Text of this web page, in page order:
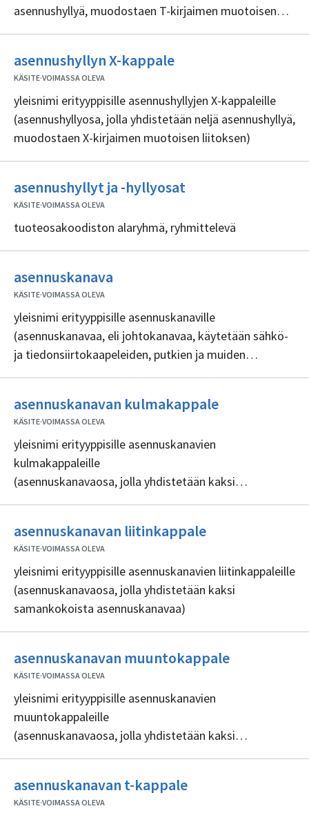
asennushyllyä, muodostaen T-kirjaimen muotoisen
asennushyllyn X-kappaleEi
KÄSITE·VOIMASSA OLEVA
yleisnimi erityyppisille asennushyllyjen X-kappaleille
(asennushyllyosa, jolla yhdistetään neljä asennushyllyä,
muodostaen X-kirjaimen muotoisen liitoksen)
asennushyllyt ja -hyllyosat
sisällöntuottajia
KÄSITE·VOIMASSA OLEVA
tuoteosakoodiston alaryhmä, ryhmittelevä
asennuskanava
KÄSITE·VOIMASSA OLEVA
yleisnimi erityyppisille asennuskanaville
(asennuskanavaa, eli johtokanavaa, käytetään sähkö-
ja tiedonsiirtokaapeleiden, putkien ja muiden
muita tuoteosia, kuten pistorasioita)
asennuskanavan kulmakappaleEi
KÄSITE·VOIMASSA OLEVA
yleisnimi erityyppisille asennuskanavien
kulmakappaleille
(asennuskanavaosa, jolla yhdistetään kaksi
asennuskanavan liitinkappaleEi
KÄSITE·VOIMASSA OLEVA
yleisnimi erityyppisille asennuskanavien liitinkappaleille
(asennuskanavaosa, jolla yhdistetään kaksi
samankokoista asennuskanavaa)
asennuskanavan muuntokappaleEi
KÄSITE·VOIMASSA OLEVA
yleisnimi erityyppisille asennuskanavien
muuntokappaleille
(asennuskanavaosa, jolla yhdistetään kaksi
asennuskanavan t-kappaleEi
KÄSITE·VOIMASSA OLEVA